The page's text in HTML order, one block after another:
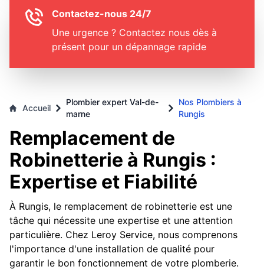
Contactez-nous 24/7
Une urgence ? Contactez nous dès à
présent pour un dépannage rapide
Accueil
Plombier expert Val-de-
marne
Nos Plombiers à
Rungis
Remplacement de
Robinetterie à Rungis :
Expertise et Fiabilité
À Rungis, le remplacement de robinetterie est une
tâche qui nécessite une expertise et une attention
particulière. Chez Leroy Service, nous comprenons
l'importance d'une installation de qualité pour
garantir le bon fonctionnement de votre plomberie.